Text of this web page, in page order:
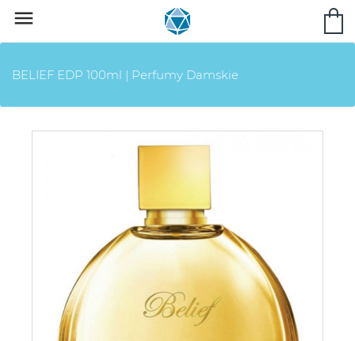

BELIEF EDP 100ml | Perfumy Damskie